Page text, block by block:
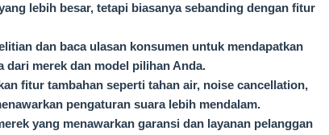
lebih besar, tetapi biasanya sebanding dengan fitur
dan baca ulasan konsumen untuk mendapatkan
dari merek dan model pilihan Anda.
fitur tambahan seperti tahan air, noise cancellation,
pengaturan suara lebih mendalam.
yang menawarkan garansi dan layanan pelanggan